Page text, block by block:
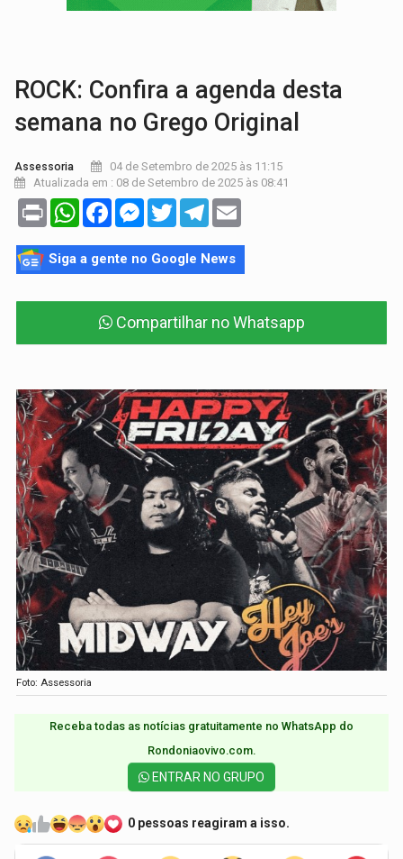
ROCK: Confira a agenda desta
semana no Grego Original
Assessoria
04 de Setembro de 2025 às 11:15
Atualizada em : 08 de Setembro de 2025 às 08:41
Print WhatsAppFacebookMessenger
TwitterTelegram
Siga a gente no Google News
Compartilhar no Whatsapp
Foto: Assessoria
Receba todas as notícias gratuitamente no WhatsApp do
Rondoniaovivo.com.​
ENTRAR NO GRUPO
0 pessoas reagiram a isso.